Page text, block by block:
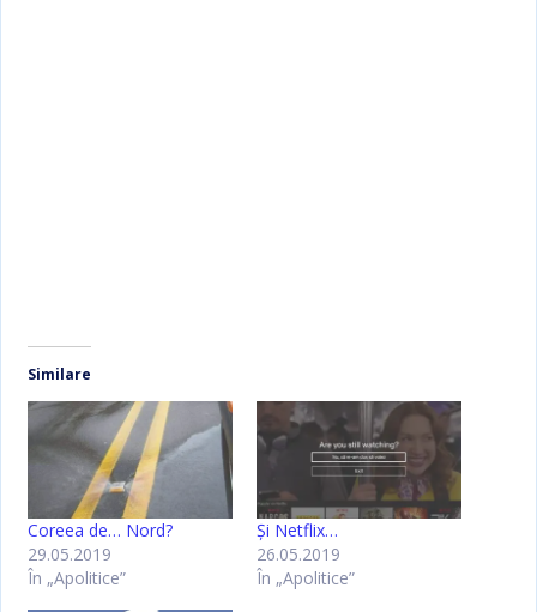
Similare
Coreea de… Nord?
29.05.2019
În „Apolitice”
Şi Netflix…
26.05.2019
În „Apolitice”